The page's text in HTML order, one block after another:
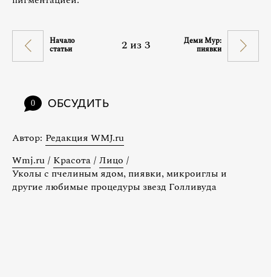
Начало
статьи 2из3 Деми Мур:
пиявки
0 ОБСУДИТЬ
Автор: Редакция WMJ.ru
Wmj.ru / Красота / Лицо /
Уколы с пчелиным ядом, пиявки, микроиглы и
другие любимые процедуры звезд Голливуда